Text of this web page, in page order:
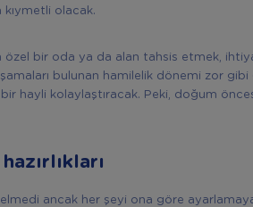
olacak.
bir oda ya da alan tahsis etmek,
bulunan hamilelik dönemi zor
bir hayli kolaylaştıracak. Peki, doğum
ancak her şeyi ona göre